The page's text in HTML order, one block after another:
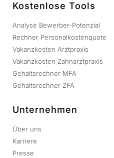
Kostenlose Tools
Analyse Bewerber-Potenzial
Rechner Personalkostenquote
Vakanzkosten Arztpraxis
Vakanzkosten Zahnarztpraxis
Gehaltsrechner MFA
Gehaltsrechner ZFA
Unternehmen
Über uns
Karriere
Presse